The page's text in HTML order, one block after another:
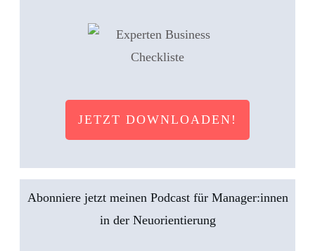
JETZT DOWNLOADEN!
Abonniere jetzt meinen Podcast für Manager:innen
in der Neuorientierung